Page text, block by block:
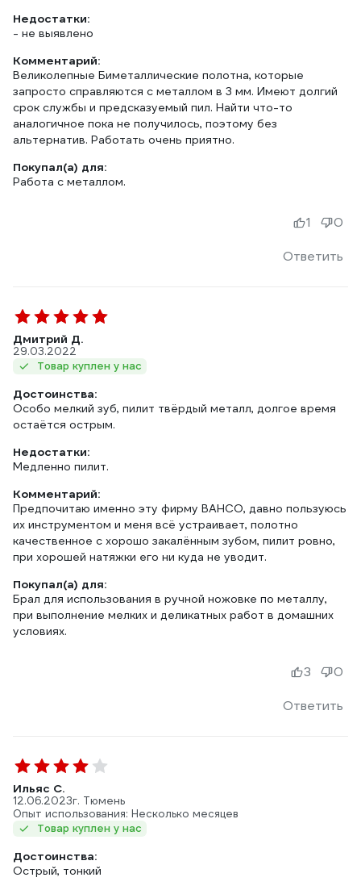
Недостатки:
- не выявлено
Комментарий:
Великолепные Биметаллические полотна, которые
запросто справляются с металлом в 3 мм. Имеют долгий
срок службы и предсказуемый пил. Найти что-то
аналогичное пока не получилось, поэтому без
альтернатив. Работать очень приятно.
Покупал(а) для:
Работа с металлом.
Ответить
1 0
Дмитрий Д.
29.03.2022
Товар куплен у нас
Достоинства:
Особо мелкий зуб, пилит твёрдый металл, долгое время
остаётся острым.
Недостатки:
Медленно пилит.
Комментарий:
Предпочитаю именно эту фирму BAHCO, давно пользуюсь
их инструментом и меня всё устраивает, полотно
качественное с хорошо закалённым зубом, пилит ровно,
при хорошей натяжки его ни куда не уводит.
Покупал(а) для:
Брал для использования в ручной ножовке по металлу,
при выполнение мелких и деликатных работ в домашних
условиях.
Ответить
3 0
Ильяс С.
12.06.2023г. Тюмень
Опыт использования: Несколько месяцев
Товар куплен у нас
Достоинства:
Острый, тонкий